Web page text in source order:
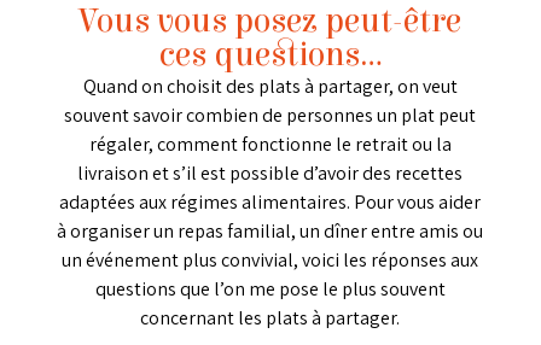
Vous vous posez peut-être
ces questions…
Quand on choisit des plats à partager, on veut
souvent savoir combien de personnes un plat peut
régaler, comment fonctionne le retrait ou la
livraison et s’il est possible d’avoir des recettes
adaptées aux régimes alimentaires. Pour vous aider
à organiser un repas familial, un dîner entre amis ou
un événement plus convivial, voici les réponses aux
questions que l’on me pose le plus souvent
concernant les plats à partager.